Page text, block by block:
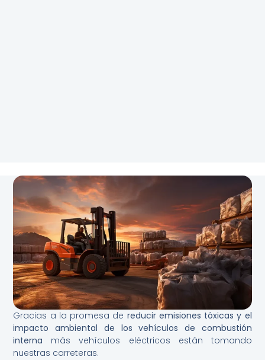
Gracias a la promesa de reducir emisiones tóxicas y el
impacto ambiental de los vehículos de combustión
interna más vehículos eléctricos están tomando
nuestras carreteras.